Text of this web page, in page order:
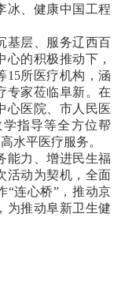
、健康中国工程
层、服务辽西百
的积极推动下，
15所医疗机构，涵
专家莅临阜新。在
心医院、市人民医
指导等全方位帮
水平医疗服务。
力、增进民生福
活动为契机，全面
“连心桥”，推动京
为推动阜新卫生健